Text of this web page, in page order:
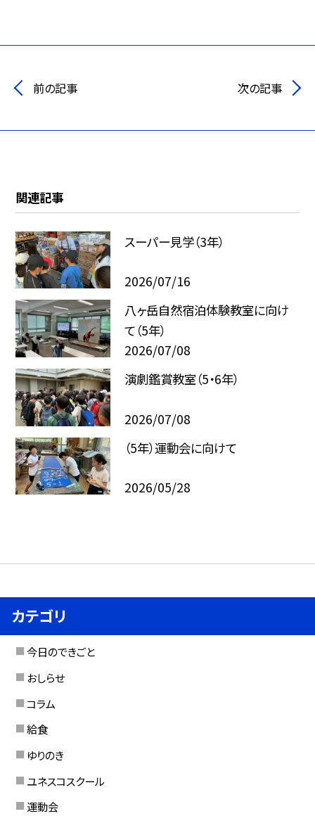
前の記事 次の記事
関連記事
スーパー見学（3年）
2026/07/16
八ヶ岳自然宿泊体験教室に向け
て（5年）
2026/07/08
演劇鑑賞教室（5・6年）
2026/07/08
（5年）運動会に向けて
2026/05/28
カテゴリ
今日のできごと
おしらせ
コラム
給食
ゆりのき
ユネスコスクール
運動会